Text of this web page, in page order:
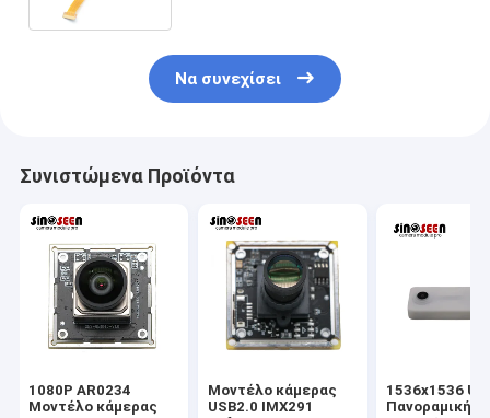
Να συνεχίσει
Συνιστώμενα Προϊόντα
1080P AR0234
Μοντέλο κάμερας
Μοντέλο κάμερας
USB2.0 IMX291
1536x1536
Πανοραμική